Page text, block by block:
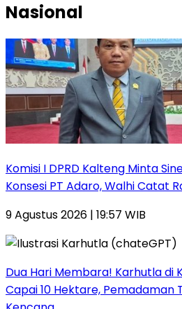
Nasional
Komisi I DPRD Kalteng Minta
Konsesi PT Adaro, Walhi Catat
9 Agustus 2026 | 19:57 WIB
Dua Hari Membara! Karhutla di
Capai 10 Hektare, Pemadaman